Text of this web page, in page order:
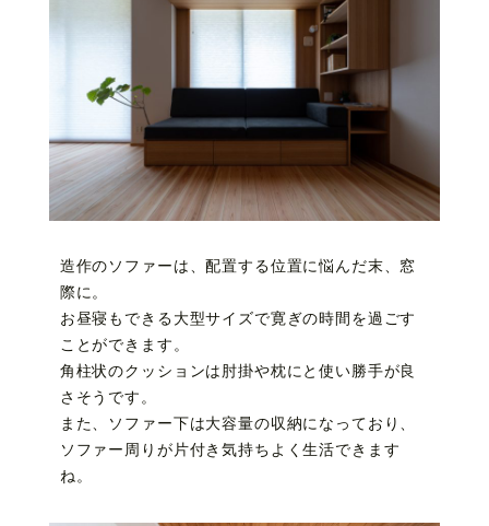
造作のソファーは、配置する位置に悩んだ末、窓
際に。
お昼寝もできる大型サイズで寛ぎの時間を過ごす
ことができます。
角柱状のクッションは肘掛や枕にと使い勝手が良
さそうです。
また、ソファー下は大容量の収納になっており、
ソファー周りが片付き気持ちよく生活できます
ね。